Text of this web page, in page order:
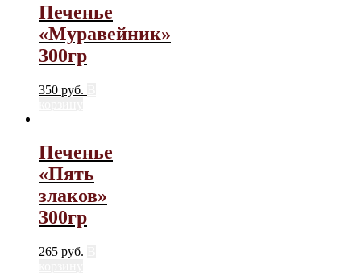
Печенье
«Муравейник»
300гр
350 руб.
Печенье
«Пять
злаков»
300гр
265 руб.